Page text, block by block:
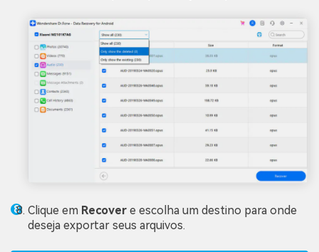
Clique em Recover e escolha um destino para onde
deseja exportar seus arquivos.